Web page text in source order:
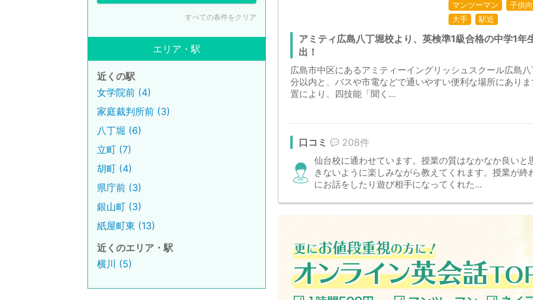
すべての条件をクリア
エリア・駅
近くの駅
女学院前 (4)
家庭裁判所前 (3)
八丁堀 (6)
立町 (7)
胡町 (4)
県庁前 (3)
銀山町 (3)
紙屋町東 (13)
近くのエリア・駅
横川 (5)
マンツーマン
子供
大手
駅近
アミティ広島八丁堀校より、英検準1級合格の中学1
出！
広島市中区にあるアミティーイングリッシュスクール広島
分以内と、バスや市電などで通いやすい便利な場所にあり
置により、四技能「聞く...
口コミ 208件
仙台校に通わせています。授業の質はなかなか良い
きないように楽しみながら教えてくれます。授業が
にお話をしたり遊び相手になってくれた...